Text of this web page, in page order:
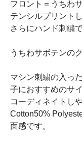
フロント＝うちわ
テンシルプリントし
さらにハンド刺繍
うちわサボテンの
マシン刺繍の入っ
子におすすめのサイ
コーディネイトし
Cotton50%
面感です。